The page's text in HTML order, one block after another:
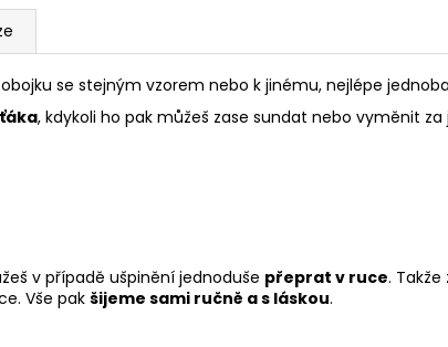
se stejným vzorem nebo k jinému, nejlépe
, kdykoli ho pak můžeš zase sundat nebo vyměnit za
v případě ušpinění jednoduše přeprat v ruce.
Vše pak šijeme sami ručně a s láskou.